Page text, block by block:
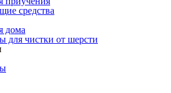
средства
дома
для чистки от шерсти